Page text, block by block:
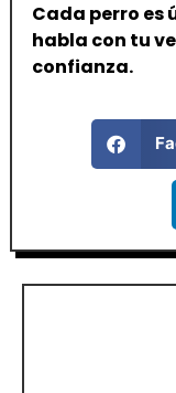
Cada perro es
habla con tu
confianza.